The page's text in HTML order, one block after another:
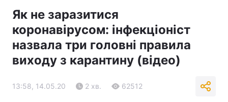
Як не заразитися
коронавірусом: інфекціоніст
назвала три головні правила
виходу з карантину (відео)
13:58, 14.05.20 2 хв. 62512